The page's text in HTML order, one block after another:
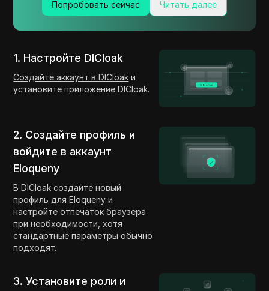
Попробовать сейчас Читать далее
1. Настройте DICloak
Создайте аккаунт в DICloak и
установите приложение DICloak.
2. Создайте профиль и
войдите в аккаунт
Eloqueny
В DICloak создайте новый
профиль для Eloqueny и
настройте отпечаток браузера
при необходимости, хотя
стандартные параметры обычно
подходят.
3. Установите роли и